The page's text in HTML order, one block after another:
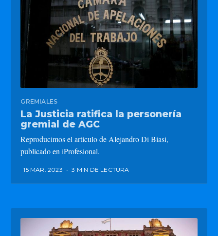
GREMIALES
La Justicia ratifica la personería
gremial de AGC
Reproducimos el artículo de Alejandro Di Biasi,
publicado en iProfesional.
15 MAR. 2023 • 3 MIN DE LECTURA